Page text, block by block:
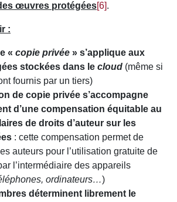
œuvres protégées[6].
:
« copie privée » s’applique aux
stockées dans le cloud (même si
fournis par un tiers)
de copie privée s’accompagne
d’une compensation équitable au
de droits d’auteur sur les
: cette compensation permet de
auteurs pour l’utilisation gratuite de
l’intermédiaire des appareils
ordinateurs…)
déterminent librement le